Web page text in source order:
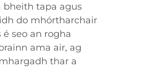
bheith tapa agus
do mhórtharchair
seo an rogha
ama air, ag
thar a